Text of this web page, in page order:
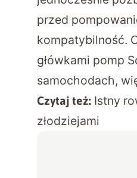
przed
kompatybilność.
główkami pomp
samochodach,
Czytaj też: Istny
złodziejami